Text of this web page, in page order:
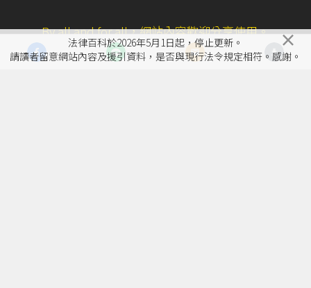
By all and for all，網站內容歡迎分享使用。
除 Podcast 與自製影片以外，網站採用
法律百科於2026年5月1日起，停止更新。
請讀者留意網站內容及援引資料，是否與現行法令規定相符。感謝。
×